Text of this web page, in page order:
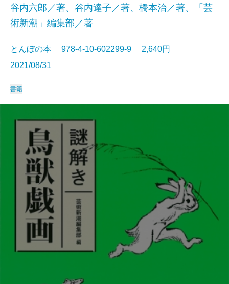
谷内六郎／著、谷内達子／著、橋本治／著、「芸
術新潮」編集部／著
とんぼの本 978-4-10-602299-9 2,640円
2021/08/31
書籍